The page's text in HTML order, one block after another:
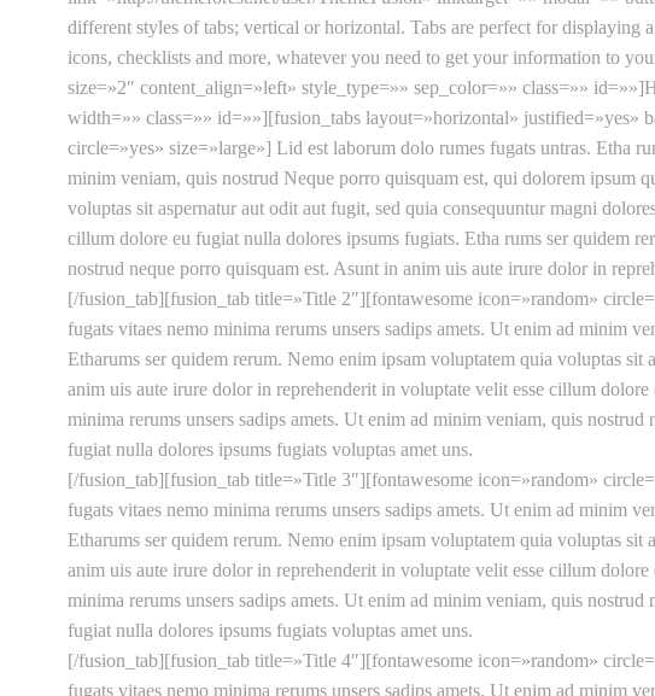
different styles of tabs; vertical or horizontal. Tabs are perfect for displaying
icons, checklists and more, whatever you need to get your information to
size=»2″ content_align=»left» style_type=»» sep_color=»» class=»»
width=»» class=»» id=»»][fusion_tabs layout=»horizontal»
circle=»yes» size=»large»] Lid est laborum dolo rumes fugats untras. Etha
minim veniam, quis nostrud Neque porro quisquam est, qui dolorem ipsum
voluptas sit aspernatur aut odit aut fugit, sed quia consequuntur magni
cillum dolore eu fugiat nulla dolores ipsums fugiats. Etha rums ser quidem
nostrud neque porro quisquam est. Asunt in anim uis aute irure dolor in
[/fusion_tab][fusion_tab title=»Title 2″][fontawesome icon=»random»
fugats vitaes nemo minima rerums unsers sadips amets. Ut enim ad minim
Etharums ser quidem rerum. Nemo enim ipsam voluptatem quia voluptas
anim uis aute irure dolor in reprehenderit in voluptate velit esse cillum
minima rerums unsers sadips amets. Ut enim ad minim veniam, quis
fugiat nulla dolores ipsums fugiats voluptas amet uns.
[/fusion_tab][fusion_tab title=»Title 3″][fontawesome icon=»random»
fugats vitaes nemo minima rerums unsers sadips amets. Ut enim ad minim
Etharums ser quidem rerum. Nemo enim ipsam voluptatem quia voluptas
anim uis aute irure dolor in reprehenderit in voluptate velit esse cillum
minima rerums unsers sadips amets. Ut enim ad minim veniam, quis
fugiat nulla dolores ipsums fugiats voluptas amet uns.
[/fusion_tab][fusion_tab title=»Title 4″][fontawesome icon=»random»
fugats vitaes nemo minima rerums unsers sadips amets. Ut enim ad minim